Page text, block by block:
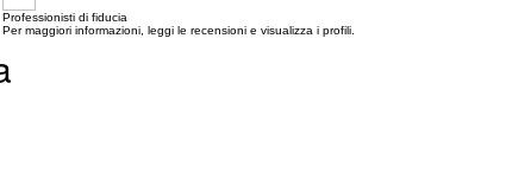
Professionisti di fiducia
Per maggiori informazioni, leggi le recensioni e visualizza i profili.